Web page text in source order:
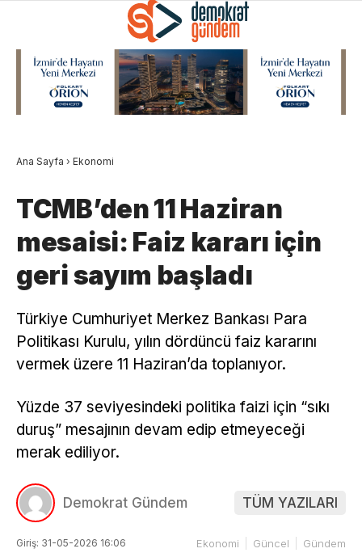
Ana Sayfa › Ekonomi
TCMB’den 11 Haziran
mesaisi: Faiz kararı için
geri sayım başladı
Türkiye Cumhuriyet Merkez Bankası Para
Politikası Kurulu, yılın dördüncü faiz kararını
vermek üzere 11 Haziran’da toplanıyor.
Yüzde 37 seviyesindeki politika faizi için “sıkı
duruş” mesajının devam edip etmeyeceği
merak ediliyor.
Demokrat Gündem TÜM YAZILARI
Giriş: 31-05-2026 16:06
Ekonomi Güncel Gündem